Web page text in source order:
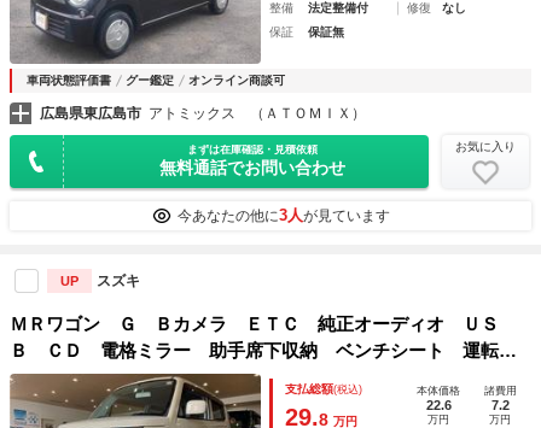
整備
法定整備付 修復
なし
保証
保証無
車両状態評価書 グー鑑定 オンライン商談可
広島県東広島市 アトミックス （ＡＴＯＭＩＸ）
まずは在庫確認・見積依頼
無料通話でお問い合わせ
お気に入り
今あなたの他に3人が見ています
UP スズキ
ＭＲワゴン Ｇ Ｂカメラ ＥＴＣ 純正オーディオ ＵＳ
Ｂ ＣＤ 電格ミラー 助手席下収納 ベンチシート 運転席
助手席エアバック 盗難防止装置 禁煙車
支払総額(税込)
29.8 万円
本体価格
22.6
万円
諸費用
7.2
万円